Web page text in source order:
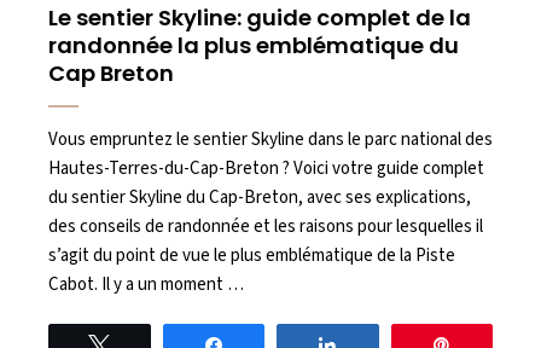
Le sentier Skyline: guide complet de la
randonnée la plus emblématique du
Cap Breton
Vous empruntez le sentier Skyline dans le parc national des
Hautes-Terres-du-Cap-Breton ? Voici votre guide complet
du sentier Skyline du Cap-Breton, avec ses explications,
des conseils de randonnée et les raisons pour lesquelles il
s’agit du point de vue le plus emblématique de la Piste
Cabot. Il y a un moment …